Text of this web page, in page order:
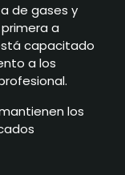
de gases y
a
capacitado
a los
los